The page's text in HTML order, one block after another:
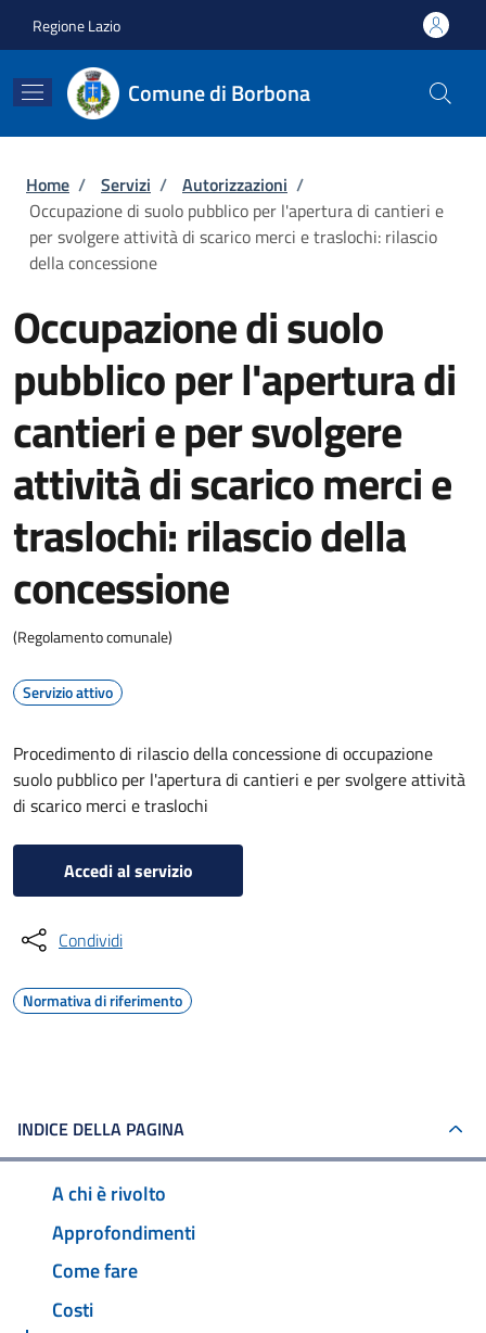
Regione Lazio
Comune di Borbona
Briciole di pane
Home / Servizi / Autorizzazioni /
Occupazione di suolo pubblico per l'apertura di cantieri e
per svolgere attività di scarico merci e traslochi: rilascio
della concessione
Occupazione di suolo
pubblico per l'apertura di
cantieri e per svolgere
attività di scarico merci e
traslochi: rilascio della
concessione
(Regolamento comunale)
Servizio attivo
Procedimento di rilascio della concessione di occupazione
suolo pubblico per l'apertura di cantieri e per svolgere attività
di scarico merci e traslochi
Accedi al servizio
Condividi
Normativa di riferimento
INDICE DELLA PAGINA
A chi è rivolto
Approfondimenti
Come fare
Costi